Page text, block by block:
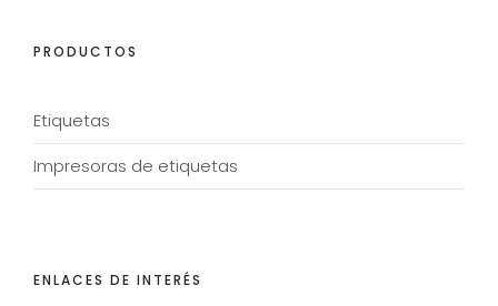
PRODUCTOS
Etiquetas
Impresoras de etiquetas
ENLACES DE INTERÉS